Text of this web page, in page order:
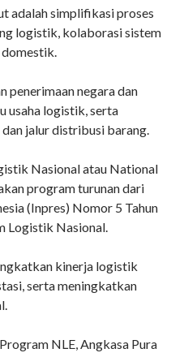
adalah simplifikasi proses
logistik, kolaborasi sistem
penerimaan negara dan
usaha logistik, serta
jalur distribusi barang.
Nasional atau National
program turunan dari
(Inpres) Nomor 5 Tahun
Logistik Nasional.
kinerja logistik
serta meningkatkan
NLE, Angkasa Pura